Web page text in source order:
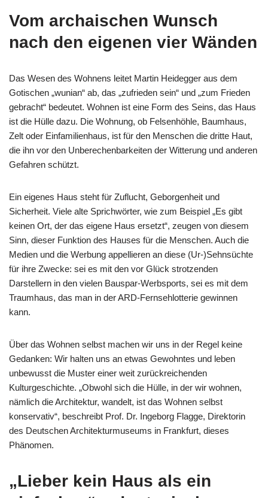
Vom archaischen Wunsch
nach den eigenen vier Wänden
Das Wesen des Wohnens leitet Martin Heidegger aus dem
Gotischen „wunian“ ab, das „zufrieden sein“ und „zum Frieden
gebracht“ bedeutet. Wohnen ist eine Form des Seins, das Haus
ist die Hülle dazu. Die Wohnung, ob Felsenhöhle, Baumhaus,
Zelt oder Einfamilienhaus, ist für den Menschen die dritte Haut,
die ihn vor den Unberechenbarkeiten der Witterung und anderen
Gefahren schützt.
Ein eigenes Haus steht für Zuflucht, Geborgenheit und
Sicherheit. Viele alte Sprichwörter, wie zum Beispiel „Es gibt
keinen Ort, der das eigene Haus ersetzt“, zeugen von diesem
Sinn, dieser Funktion des Hauses für die Menschen. Auch die
Medien und die Werbung appellieren an diese (Ur-)Sehnsüchte
für ihre Zwecke: sei es mit den vor Glück strotzenden
Darstellern in den vielen Bauspar-Werbsports, sei es mit dem
Traumhaus, das man in der ARD-Fernsehlotterie gewinnen
kann.
Über das Wohnen selbst machen wir uns in der Regel keine
Gedanken: Wir halten uns an etwas Gewohntes und leben
unbewusst die Muster einer weit zurückreichenden
Kulturgeschichte. „Obwohl sich die Hülle, in der wir wohnen,
nämlich die Architektur, wandelt, ist das Wohnen selbst
konservativ“, beschreibt Prof. Dr. Ingeborg Flagge, Direktorin
des Deutschen Architekturmuseums in Frankfurt, dieses
Phänomen.
„Lieber kein Haus als ein